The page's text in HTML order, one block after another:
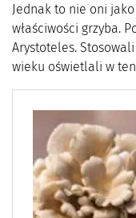
Jednak to nie oni
właściwości grzyba.
Arystoteles.
wieku oświetlali w